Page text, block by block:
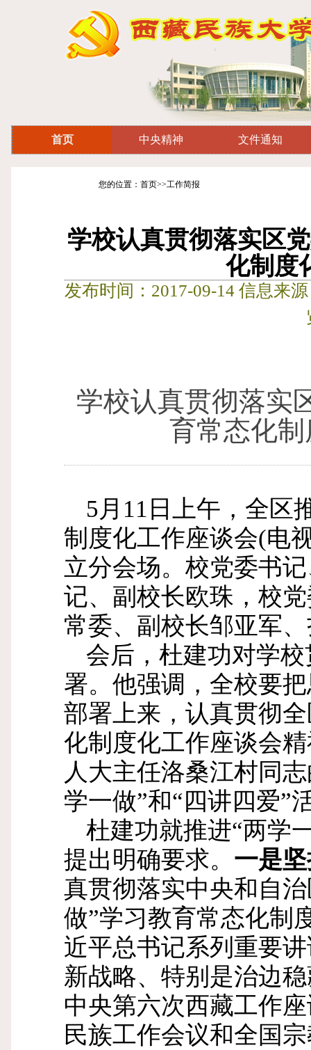
首页 中央精神 文件通知
您的位置：首页>>工作简报
学校认真贯彻落实区
化制度
发布时间：2017-09-14 信息来
学校认真贯彻落实
育常态化
5月 11 日上午，全区
制度化工作座谈会(电
立分会场。校党委书
记、副校长欧珠，校
常委、副校长邹亚军
会后，杜建功对学
署。他强调，全校要
部署上来，认真贯彻
化制度化工作座谈会
人大主任洛桑江村同
学一做”和“四讲四爱”
杜建功就推进“两学
提出明确要求。 一是
真贯彻落实中央和自
做”学习教育常态化制
近平总书记系列重要
新战略、特别是治边
中央第六次西藏工作
民族工作会议和全国